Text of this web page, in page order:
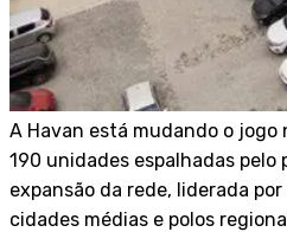
A Havan está mudando o jogo
190 unidades espalhadas pelo
expansão da rede, liderada por
cidades médias e polos